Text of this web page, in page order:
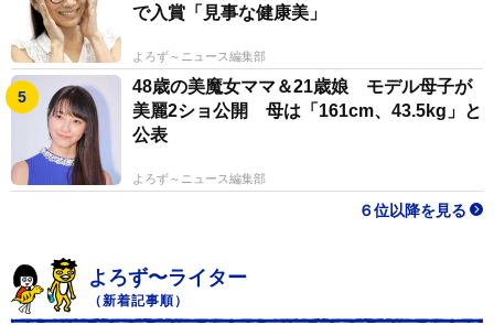
ー仕事の中で特に大変だったことや苦労した体験とは？
基本的には楽しく働いていますが、強いて言えば「真夏
の草むしり」は体力を消耗します。お庭がかなり広いた
め、猛暑の時期は熱中症にならないよう気をつけながら
必死に作業をしています。
は新しい花の苗を買いに行って植えるなど、きれいに手
入れし続けることへのこだわりも大切にしています。
で入賞「見事な健康美」
よろず～ニュース編集部
48歳の美魔女ママ＆21歳娘 モデル母子が
美麗2ショ公開 母は「161cm、43.5kg」と
公表
よろず～ニュース編集部
６位以降を見る
よろず〜ライター
（新着記事順）